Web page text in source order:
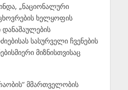
„ნაციონალური
ხელყოფის
სასურველი ჩვენების
მიზნისთვისაც
მმართველობის